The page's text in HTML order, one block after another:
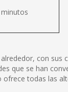
con sus
que se han
todas las